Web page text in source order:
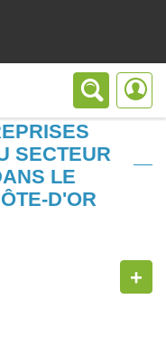
SECTEUR
LE
D'OR
+